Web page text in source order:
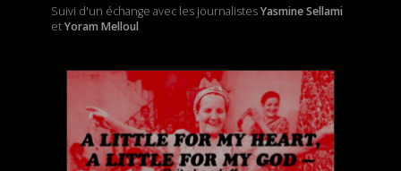
Suivi d'un échange avec les journalistesYasmine Sellami
etYoram Melloul